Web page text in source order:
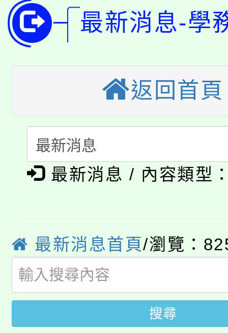
開!
115年桃園市運動會8/
田徑場及游泳池舉行。
桃園市低收入戶享有免
視費優惠，中低收入戶
半價優惠，詳情可洽有
者。
大園自造教育及科技中
份教師增能研習
大溪自造教育及科技
份教師研習
淨零綠生活教案入校路
會
115年食農教育專業人
程
「本色祭」8/29、30在
局官網。
8月14至27日，桃園電
開!
115年桃園市運動會8/
田徑場及游泳池舉行。
桃園市低收入戶享有免
視費優惠，中低收入戶
大園自造教育及科技
最新消息-學
返回首頁
最新消息 / 內容類型
最新消息首頁/瀏覽：
搜尋